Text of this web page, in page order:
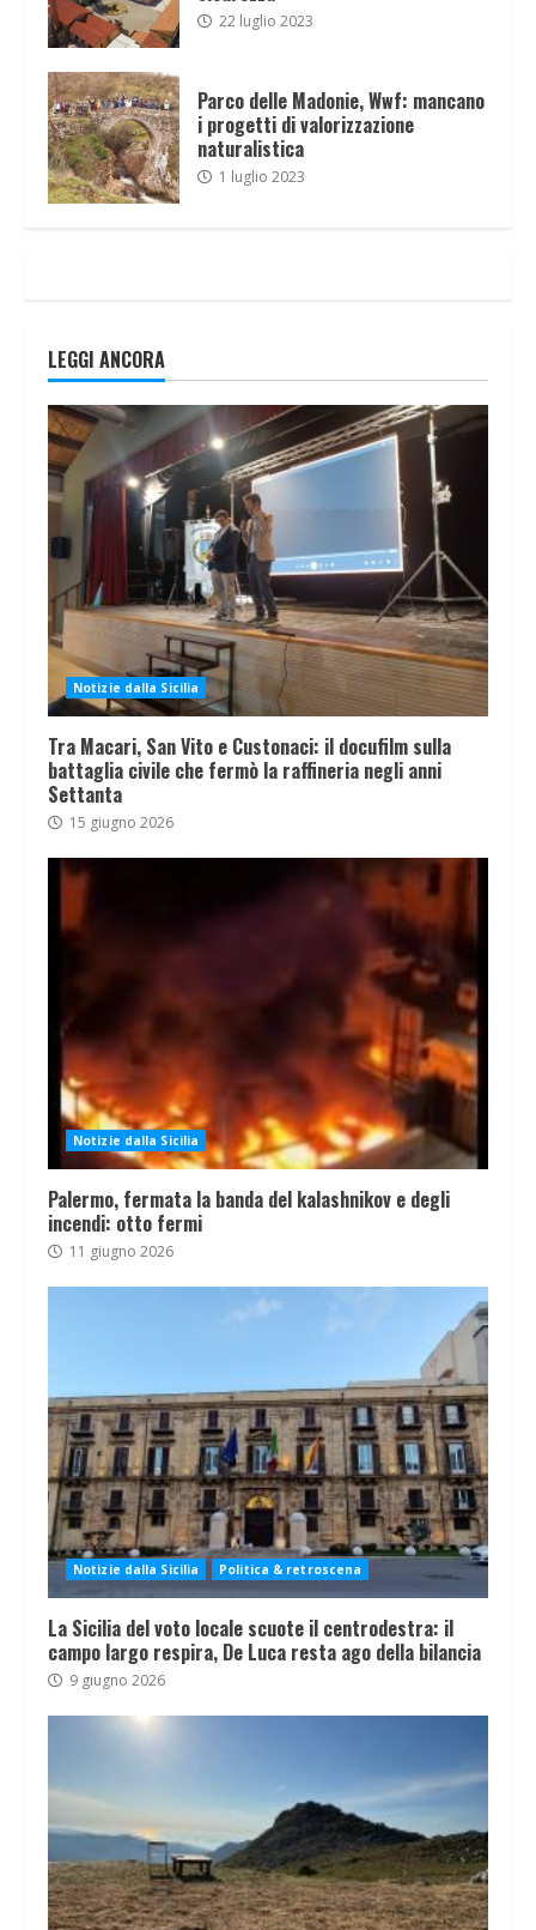
22 luglio 2023
Parco delle Madonie, Wwf: mancano
i progetti di valorizzazione
naturalistica
1 luglio 2023
LEGGI ANCORA
Notizie dalla Sicilia
Tra Macari, San Vito e Custonaci: il docufilm sulla
battaglia civile che fermò la raffineria negli anni
Settanta
15 giugno 2026
Notizie dalla Sicilia
Palermo, fermata la banda del kalashnikov e degli
incendi: otto fermi
11 giugno 2026
Notizie dalla Sicilia Politica & retroscena
La Sicilia del voto locale scuote il centrodestra: il
campo largo respira, De Luca resta ago della bilancia
9 giugno 2026